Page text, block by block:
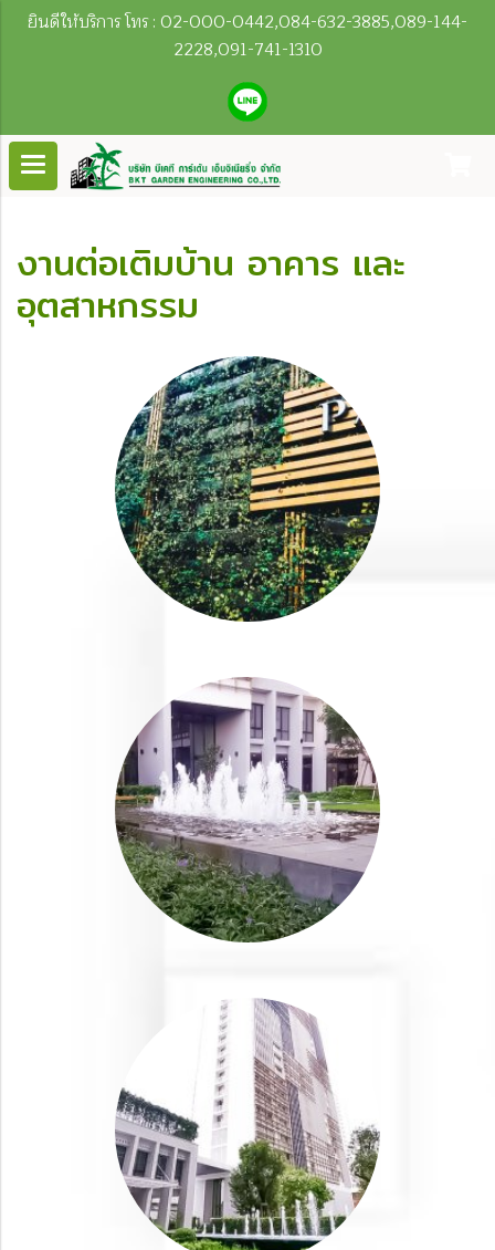
ยินดีให้บริการ โทร : 02-000-0442,084-632-3885,089-144-
2228,091-741-1310
งานต่อเติมบ้าน อาคาร และ
อุตสาหกรรม